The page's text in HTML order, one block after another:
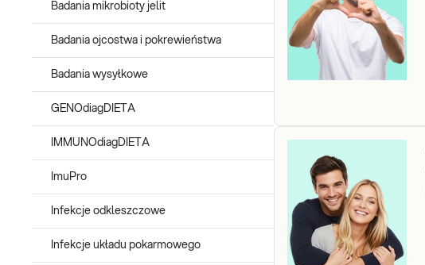
Badania mikrobioty jelit
Badania ojcostwa i pokrewieństwa
Badania wysyłkowe
GENOdiagDIETA
IMMUNOdiagDIETA
ImuPro
Infekcje odkleszczowe
Infekcje układu pokarmowego